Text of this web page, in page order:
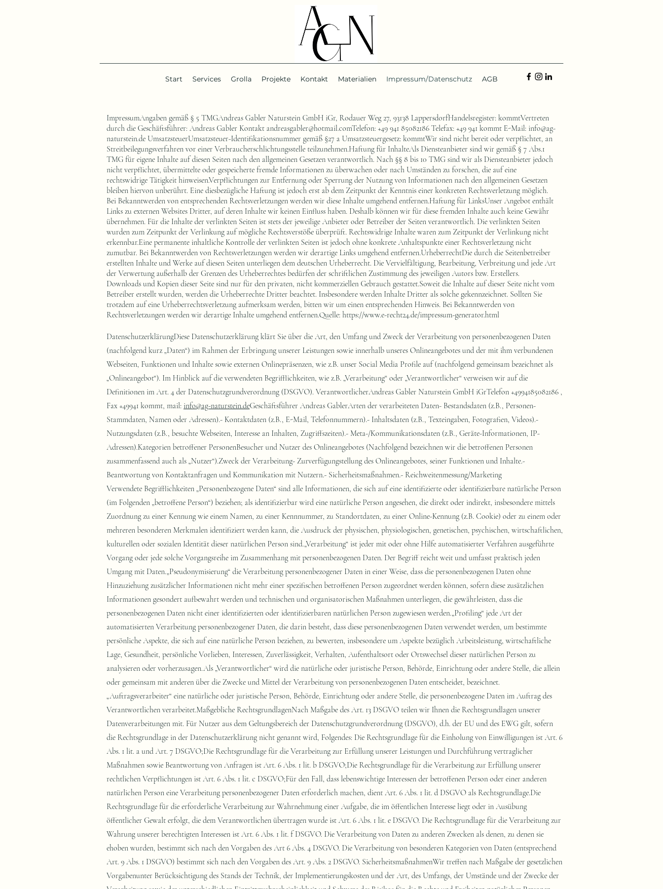
Start Services Grolla Projekte Kontakt Materialien Impressum/Datenschutz AGB
ImpressumAngaben gemäß § 5 TMGAndreas Gabler Naturstein GmbH iGr, Rodauer Weg 27, 93138 LappersdorfHandelsregister: kommtVertreten
durch die Geschäftsführer: Andreas Gabler Kontakt andreasgabler@hotmail.comTelefon: +49 941 85082186 Telefax: +49 941 kommt E-Mail: info@ag-
naturstein.de UmsatzsteuerUmsatzsteuer-Identifikationsnummer gemäß §27 a Umsatzsteuergesetz: kommtWir sind nicht bereit oder verpflichtet, an
Streitbeilegungsverfahren vor einer Verbraucherschlichtungsstelle teilzunehmen.Haftung für InhalteAls Diensteanbieter sind wir gemäß § 7 Abs.1
TMG für eigene Inhalte auf diesen Seiten nach den allgemeinen Gesetzen verantwortlich. Nach §§ 8 bis 10 TMG sind wir als Diensteanbieter jedoch
nicht verpflichtet, übermittelte oder gespeicherte fremde Informationen zu überwachen oder nach Umständen zu forschen, die auf eine
rechtswidrige Tätigkeit hinweisen.Verpflichtungen zur Entfernung oder Sperrung der Nutzung von Informationen nach den allgemeinen Gesetzen
bleiben hiervon unberührt. Eine diesbezügliche Haftung ist jedoch erst ab dem Zeitpunkt der Kenntnis einer konkreten Rechtsverletzung möglich.
Bei Bekanntwerden von entsprechenden Rechtsverletzungen werden wir diese Inhalte umgehend entfernen.Haftung für LinksUnser Angebot enthält
Links zu externen Websites Dritter, auf deren Inhalte wir keinen Einfluss haben. Deshalb können wir für diese fremden Inhalte auch keine Gewähr
übernehmen. Für die Inhalte der verlinkten Seiten ist stets der jeweilige Anbieter oder Betreiber der Seiten verantwortlich. Die verlinkten Seiten
wurden zum Zeitpunkt der Verlinkung auf mögliche Rechtsverstöße überprüft. Rechtswidrige Inhalte waren zum Zeitpunkt der Verlinkung nicht
erkennbar.Eine permanente inhaltliche Kontrolle der verlinkten Seiten ist jedoch ohne konkrete Anhaltspunkte einer Rechtsverletzung nicht
zumutbar. Bei Bekanntwerden von Rechtsverletzungen werden wir derartige Links umgehend entfernen.UrheberrechtDie durch die Seitenbetreiber
erstellten Inhalte und Werke auf diesen Seiten unterliegen dem deutschen Urheberrecht. Die Vervielfältigung, Bearbeitung, Verbreitung und jede Art
der Verwertung außerhalb der Grenzen des Urheberrechtes bedürfen der schriftlichen Zustimmung des jeweiligen Autors bzw. Erstellers.
Downloads und Kopien dieser Seite sind nur für den privaten, nicht kommerziellen Gebrauch gestattet.Soweit die Inhalte auf dieser Seite nicht vom
Betreiber erstellt wurden, werden die Urheberrechte Dritter beachtet. Insbesondere werden Inhalte Dritter als solche gekennzeichnet. Sollten Sie
trotzdem auf eine Urheberrechtsverletzung aufmerksam werden, bitten wir um einen entsprechenden Hinweis. Bei Bekanntwerden von
Rechtsverletzungen werden wir derartige Inhalte umgehend entfernen.Quelle: https://www.e-recht24.de/impressum-generator.html
DatenschutzerklärungDiese Datenschutzerklärung klärt Sie über die Art, den Umfang und Zweck der Verarbeitung von personenbezogenen Daten
(nachfolgend kurz „Daten“) im Rahmen der Erbringung unserer Leistungen sowie innerhalb unseres Onlineangebotes und der mit ihm verbundenen
Webseiten, Funktionen und Inhalte sowie externen Onlinepräsenzen, wie z.B. unser Social Media Profile auf (nachfolgend gemeinsam bezeichnet als
„Onlineangebot“). Im Hinblick auf die verwendeten Begrifflichkeiten, wie z.B. „Verarbeitung“ oder „Verantwortlicher“ verweisen wir auf die
Definitionen im Art. 4 der Datenschutzgrundverordnung (DSGVO). VerantwortlicherAndreas Gabler Naturstein GmbH iGrTelefon +4994185082186 ,
Fax +49941 kommt, mail: info@ag-naturstein.deGeschäftsführer Andreas GablerArten der verarbeiteten Daten- Bestandsdaten (z.B., Personen-
Stammdaten, Namen oder Adressen).- Kontaktdaten (z.B., E-Mail, Telefonnummern).- Inhaltsdaten (z.B., Texteingaben, Fotografien, Videos).-
Nutzungsdaten (z.B., besuchte Webseiten, Interesse an Inhalten, Zugriffszeiten).- Meta-/Kommunikationsdaten (z.B., Geräte-Informationen, IP-
Adressen).Kategorien betroffener PersonenBesucher und Nutzer des Onlineangebotes (Nachfolgend bezeichnen wir die betroffenen Personen
zusammenfassend auch als „Nutzer“).Zweck der Verarbeitung- Zurverfügungstellung des Onlineangebotes, seiner Funktionen und Inhalte.-
Beantwortung von Kontaktanfragen und Kommunikation mit Nutzern.- Sicherheitsmaßnahmen.- Reichweitenmessung/Marketing
Verwendete Begrifflichkeiten „Personenbezogene Daten“ sind alle Informationen, die sich auf eine identifizierte oder identifizierbare natürliche Person (im Folgenden „betroffene Person“) beziehen; als identifizierbar wird eine natürliche Person angesehen, die direkt oder indirekt, insbesondere mittels Zuordnung zu einer Kennung wie einem Namen, zu einer Kennnummer, zu Standortdaten, zu einer Online-Kennung (z.B. Cookie) oder zu einem oder mehreren besonderen Merkmalen identifiziert werden kann, die Ausdruck der physischen, physiologischen, genetischen, psychischen, wirtschaftlichen, kulturellen oder sozialen Identität dieser natürlichen Person sind.„Verarbeitung“ ist jeder mit oder ohne Hilfe automatisierter Verfahren ausgeführte Vorgang oder jede solche Vorgangsreihe im Zusammenhang mit personenbezogenen Daten. Der Begriff reicht weit und umfasst praktisch jeden Umgang mit Daten.„Pseudonymisierung“ die Verarbeitung personenbezogener Daten in einer Weise, dass die personenbezogenen Daten ohne Hinzuziehung zusätzlicher Informationen nicht mehr einer spezifischen betroffenen Person zugeordnet werden können, sofern diese zusätzlichen Informationen gesondert aufbewahrt werden und technischen und organisatorischen Maßnahmen unterliegen, die gewährleisten, dass die personenbezogenen Daten nicht einer identifizierten oder identifizierbaren natürlichen Person zugewiesen werden.„Profiling“ jede Art der automatisierten Verarbeitung personenbezogener Daten, die darin besteht, dass diese personenbezogenen Daten verwendet werden, um bestimmte persönliche Aspekte, die sich auf eine natürliche Person beziehen, zu bewerten, insbesondere um Aspekte bezüglich Arbeitsleistung, wirtschaftliche Lage, Gesundheit, persönliche Vorlieben, Interessen, Zuverlässigkeit, Verhalten, Aufenthaltsort oder Ortswechsel dieser natürlichen Person zu analysieren oder vorherzusagen.Als „Verantwortlicher“ wird die natürliche oder juristische Person, Behörde, Einrichtung oder andere Stelle, die allein oder gemeinsam mit anderen über die Zwecke und Mittel der Verarbeitung von personenbezogenen Daten entscheidet, bezeichnet.„Auftragsverarbeiter“ eine natürliche oder juristische Person, Behörde, Einrichtung oder andere Stelle, die personenbezogene Daten im Auftrag des Verantwortlichen verarbeitet.Maßgebliche RechtsgrundlagenNach Maßgabe des Art. 13 DSGVO teilen wir Ihnen die Rechtsgrundlagen unserer Datenverarbeitungen mit. Für Nutzer aus dem Geltungsbereich der Datenschutzgrundverordnung (DSGVO), d.h. der EU und des EWG gilt, sofern die Rechtsgrundlage in der Datenschutzerklärung nicht genannt wird, Folgendes: Die Rechtsgrundlage für die Einholung von Einwilligungen ist Art. 6 Abs. 1 lit. a und Art. 7 DSGVO;Die Rechtsgrundlage für die Verarbeitung zur Erfüllung unserer Leistungen und Durchführung vertraglicher Maßnahmen sowie Beantwortung von Anfragen ist Art. 6 Abs. 1 lit. b DSGVO;Die Rechtsgrundlage für die Verarbeitung zur Erfüllung unserer rechtlichen Verpflichtungen ist Art. 6 Abs. 1 lit. c DSGVO;Für den Fall, dass lebenswichtige Interessen der betroffenen Person oder einer anderen natürlichen Person eine Verarbeitung personenbezogener Daten erforderlich machen, dient Art. 6 Abs. 1 lit. d DSGVO als Rechtsgrundlage.Die Rechtsgrundlage für die erforderliche Verarbeitung zur Wahrnehmung einer Aufgabe, die im öffentlichen Interesse liegt oder in Ausübung öffentlicher Gewalt erfolgt, die dem Verantwortlichen übertragen wurde ist Art. 6 Abs. 1 lit. e DSGVO. Die Rechtsgrundlage für die Verarbeitung zur Wahrung unserer berechtigten Interessen ist Art. 6 Abs. 1 lit. f DSGVO. Die Verarbeitung von Daten zu anderen Zwecken als denen, zu denen sie ehoben wurden, bestimmt sich nach den Vorgaben des Art 6 Abs. 4 DSGVO. Die Verarbeitung von besonderen Kategorien von Daten (entsprechend Art. 9 Abs. 1 DSGVO) bestimmt sich nach den Vorgaben des Art. 9 Abs. 2 DSGVO. SicherheitsmaßnahmenWir treffen nach Maßgabe der gesetzlichen Vorgabenunter Berücksichtigung des Stands der Technik, der Implementierungskosten und der Art, des Umfangs, der Umstände und der Zwecke der Verarbeitung sowie der unterschiedlichen Eintrittswahrscheinlichkeit und Schwere des Risikos für die Rechte und Freiheiten natürlicher Personen, geeignete technische und organisatorische Maßnahmen, um ein dem Risiko angemessenes Schutzniveau zu gewährleisten.Zu den Maßnahmen gehören insbesondere die Sicherung der Vertraulichkeit, Integrität und Verfügbarkeit von Daten durch Kontrolle des physischen Zugangs zu den Daten, als auch des sie betreffenden Zugriffs, der Eingabe, Weitergabe, der Sicherung der Verfügbarkeit und ihrer Trennung. Des Weiteren haben wir Verfahren eingerichtet, die eine Wahrnehmung von Betroffenenrechten, Löschung von Daten und Reaktion auf Gefährdung der Daten gewährleisten. Ferner berücksichtigen wir den Schutz personenbezogener Daten bereits bei der Entwicklung, bzw. Auswahl von Hardware, Software sowie Verfahren, entsprechend dem Prinzip des Datenschutzes durch Technikgestaltung und durch datenschutzfreundliche Voreinstellungen.Zusammenarbeit mit Auftragsverarbeitern, gemeinsam Verantwortlichen und DrittenSofern wir im Rahmen unserer Verarbeitung Daten gegenüber anderen Personen und Unternehmen (Auftragsverarbeitern, gemeinsam Verantwortlichen oder Dritten) offenbaren, sie an diese übermitteln oder ihnen sonst Zugriff auf die Daten gewähren, erfolgt dies nur auf Grundlage einer gesetzlichen Erlaubnis (z.B. wenn eine Übermittlung der Daten an Dritte, wie an Zahlungsdienstleister, zur Vertragserfüllung erforderlich ist), Nutzer eingewilligt haben, eine rechtliche Verpflichtung dies vorsieht oder auf Grundlage unserer berechtigten Interessen (z.B. beim Einsatz von Beauftragten, Webhostern, etc.). Sofern wir Daten anderen Unternehmen unserer Unternehmensgruppe offenbaren, übermitteln oder ihnen sonst den Zugriff gewähren, erfolgt dies insbesondere zu administrativen Zwecken als berechtigtes Interesse und darüberhinausgehend auf einer den gesetzlichen Vorgaben entsprechenden Grundlage. Übermittlungen in DrittländerSofern wir Daten in einem Drittland (d.h. außerhalb der Europäischen Union (EU), des Europäischen Wirtschaftsraums (EWR) oder der Schweizer Eidgenossenschaft) verarbeiten oder dies im Rahmen der Inanspruchnahme von Diensten Dritter oder Offenlegung, bzw. Übermittlung von Daten an andere Personen oder Unternehmen geschieht, erfolgt dies nur, wenn es zur Erfüllung unserer (vor)vertraglichen Pflichten, auf Grundlage Ihrer Einwilligung, aufgrund einer rechtlichen Verpflichtung oder auf Grundlage unserer berechtigten Interessen geschieht. Vorbehaltlich gesetzlicher oder vertraglicher Erlaubnisse, verarbeiten oder lassen wir die Daten in einem Drittland nur beim Vorliegen der gesetzlichen Voraussetzungen. D.h. die Verarbeitung erfolgt z.B. auf Grundlage besonderer Garantien, wie der offiziell anerkannten Feststellung eines der EU entsprechenden Datenschutzniveaus (z.B. für die USA durch das „Privacy Shield“) oder Beachtung offiziell anerkannter spezieller vertraglicher Verpflichtungen.Rechte der betroffenen PersonenSie haben das Recht, eine Bestätigung darüber zu verlangen, ob betreffende Daten verarbeitet werden und auf Auskunft über diese Daten sowie auf weitere Informationen und Kopie der Daten entsprechend den gesetzlichen Vorgaben.Sie haben entsprechend. den gesetzlichen Vorgaben das Recht, die Vervollständigung der Sie betreffenden Daten oder die Berichtigung der Sie betreffenden unrichtigen Daten zu verlangen.Sie haben nach Maßgabe der gesetzlichen Vorgaben das Recht zu verlangen, dass betreffende Daten unverzüglich gelöscht werden, bzw. alternativ nach Maßgabe der gesetzlichen Vorgaben eine Einschränkung der Verarbeitung der Daten zu verlangen.Sie haben das Recht zu verlangen, dass die Sie betreffenden Daten, die Sie uns bereitgestellt haben nach Maßgabe der gesetzlichen Vorgaben zu erhalten und deren Übermittlung an andere Verantwortliche zu fordern. Sie haben ferner nach Maßgabe der gesetzlichen Vorgaben das Recht, eine Beschwerde bei der zuständigen Aufsichtsbehörde einzureichen.WiderrufsrechtSie haben das Recht, erteilte Einwilligungen mit Wirkung für die Zukunft zu widerrufen.WiderspruchsrechtSie können der künftigen Verarbeitung der Sie betreffenden Daten nach Maßgabe der gesetzlichen Vorgaben jederzeit widersprechen. Der Widerspruch kann insbesondere gegen die Verarbeitung für Zwecke der Direktwerbung erfolgen.Cookies und Widerspruchsrecht bei DirektwerbungAls „Cookies“ werden kleine Dateien bezeichnet, die auf Rechnern der Nutzer gespeichert werden. Innerhalb der Cookies können unterschiedliche Angaben gespeichert werden. Ein Cookie dient primär dazu, die Angaben zu einem Nutzer (bzw. dem Gerät auf dem das Cookie gespeichert ist) während oder auch nach seinem Besuch innerhalb eines Onlineangebotes zu speichern. Als temporäre Cookies, bzw. „Session-Cookies“ oder „transiente Cookies“, werden Cookies bezeichnet, die gelöscht werden, nachdem ein Nutzer ein Onlineangebot verlässt und seinen Browser schließt. In einem solchen Cookie kann z.B. der Inhalt eines Warenkorbs in einem Onlineshop oder ein Login-Status gespeichert werden. Als „permanent“ oder „persistent“ werden Cookies bezeichnet, die auch nach dem Schließen des Browsers gespeichert bleiben. So kann z.B. der Login-Status gespeichert werden, wenn die Nutzer diese nach mehreren Tagen aufsuchen. Ebenso können in einem solchen Cookie die Interessen der Nutzer gespeichert werden, die für Reichweitenmessung oder Marketingzwecke verwendet werden. Als „Third-Party-Cookie“ werden Cookies bezeichnet, die von anderen Anbietern als dem Verantwortlichen, der das Onlineangebot betreibt, angeboten werden (andernfalls, wenn es nur dessen Cookies sind spricht man von „First-Party Cookies“).Wir können temporäre und permanente Cookies einsetzen und klären hierüber im Rahmen unserer Datenschutzerklärung auf.Falls die Nutzer nicht möchten, dass Cookies auf ihrem Rechner gespeichert werden, werden sie gebeten die entsprechende Option i